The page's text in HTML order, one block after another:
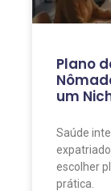
Plano
um
Saúde
escolher
prática.